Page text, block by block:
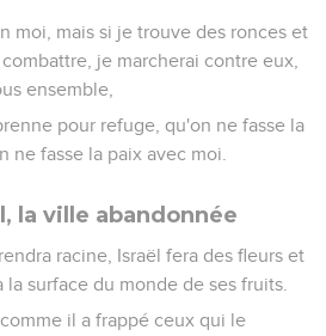
moi, mais si je trouve des ronces et
je marcherai contre eux,
ensemble,
pour refuge, qu'on ne fasse la
ne fasse la paix avec moi.
la ville abandonnée
racine, Israël fera des fleurs et
surface du monde de ses fruits.
il a frappé ceux qui le